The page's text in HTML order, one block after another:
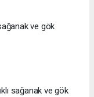
ve gök
sağanak ve gök